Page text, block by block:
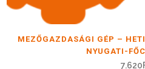
MEZŐGAZDASÁGI GÉP –
NYUGATI-
7.620